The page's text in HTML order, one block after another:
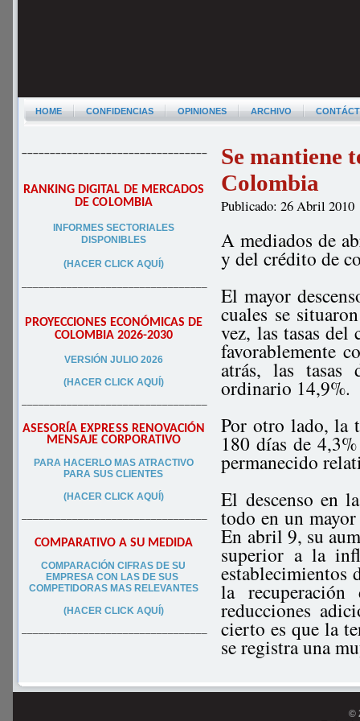
HOME CONFIDENCIAS OPINIONES ARCHIVO
–––––––––––––––––––––––––––––––––
RANKING DIGITAL DE MERCADOS
DE COLOMBIA
INFORMES SECTORIALES
DISPONIBLES
(HACER CLICK AQUÍ)
–––––––––––––––––––––––––––––––––
PROYECCIONES ECONÓMICAS DE
COLOMBIA 2026-2030
VERSIÓN JULIO 2026
(HACER CLICK AQUÍ)
–––––––––––––––––––––––––––––––––
ASESORÍA EXPRESS RENOVACIÓN
MENSAJE CORPORATIVO
PARA HACERLO MAS ATRACTIVO
PARA SUS CLIENTES
(HACER CLICK AQUÍ)
–––––––––––––––––––––––––––––––––
COMPARATIVO A SU MEDIDA
COMPARACIÓN CIFRAS DE SU
EMPRESA CON LAS DE SUS
COMPETIDORAS MAS RELEVANTES
(HACER CLICK AQUÍ)
–––––––––––––––––––––––––––––––––
Se mantiene
Colombia
Publicado: 26 Abril 2010
A mediados de
y del crédito de
El mayor
cuales se
vez, las tasas
favorablemente
atrás, las tasas
ordinario 14,9%.
Por otro lado, la
180 días de
permanecido
El descenso en
todo en un
En abril 9, su
superior a la
establecimientos
la
reducciones
cierto es que la
se registra una
©